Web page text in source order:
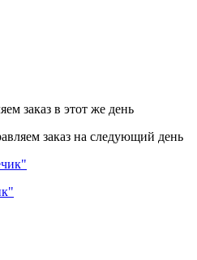
заказ в этот же день
заказ на следующий день